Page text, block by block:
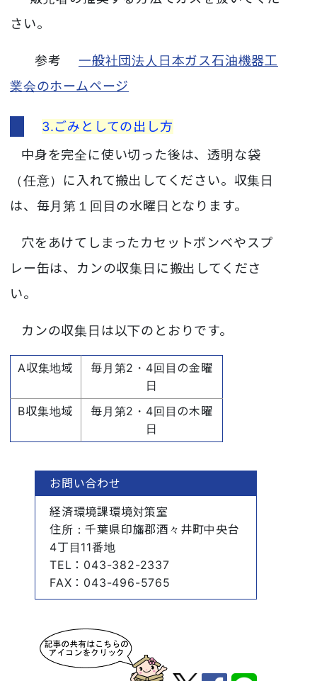
さい。
参考 一般社団法人日本ガス石油機器工
業会のホームページ
3.ごみとしての出し方
中身を完全に使い切った後は、透明な袋
（任意）に入れて搬出してください。収集日
は、毎月第１回目の水曜日となります。
穴をあけてしまったカセットボンベやスプ
レー缶は、カンの収集日に搬出してくださ
い。
カンの収集日は以下のとおりです。
A収集地域
毎月第2・4回目の金曜
日
B収集地域
毎月第2・4回目の木曜
日
お問い合わせ
経済環境課環境対策室
住所 ：千葉県印旛郡酒々井町中央台
4丁目11番地
TEL ：043-382-2337
FAX ：043-496-5765